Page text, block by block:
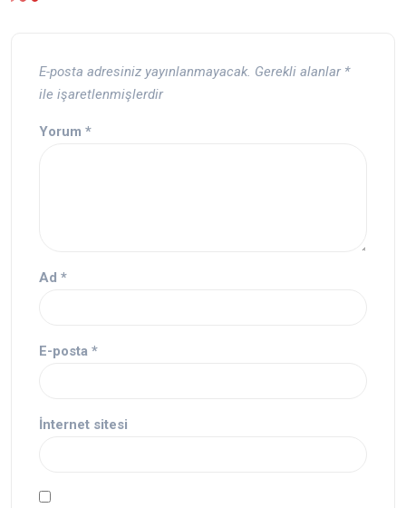
E-posta adresiniz yayınlanmayacak. Gerekli alanlar *
ile işaretlenmişlerdir
Yorum *
Ad *
E-posta *
İnternet sitesi